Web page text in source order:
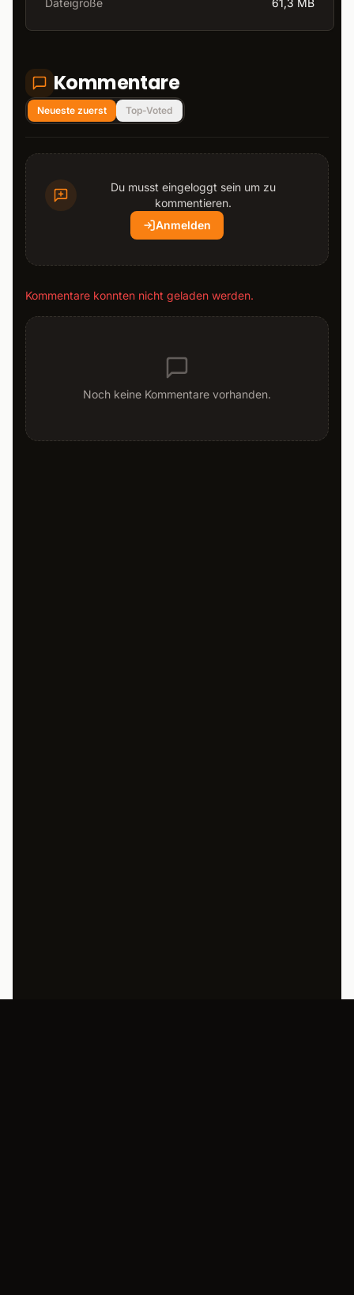
Dateigröße 61,3 MB
Kommentare
Neueste zuerst Top-Voted
Du musst eingeloggt sein um zu
kommentieren.
Anmelden
Kommentare konnten nicht geladen werden.
Noch keine Kommentare vorhanden.